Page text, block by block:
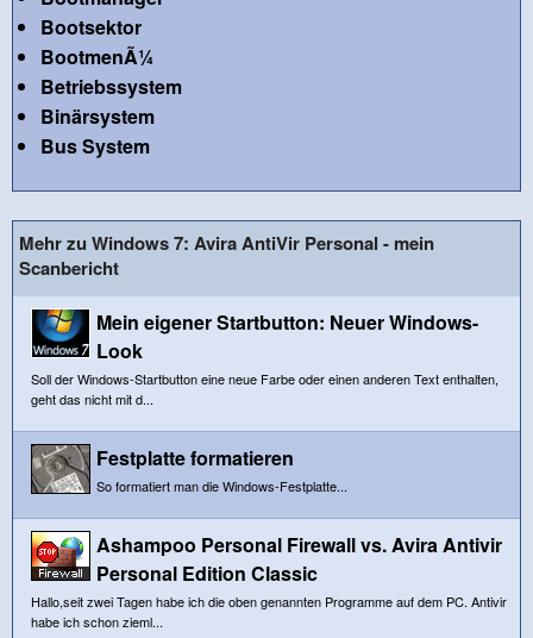
Bootsektor
BootmenÃ¼
Betriebssystem
Binärsystem
Bus System
Mehr zu Windows 7: Avira AntiVir Personal - mein
Scanbericht
Mein eigener Startbutton: Neuer Windows-
Look
Soll der Windows-Startbutton eine neue Farbe oder einen anderen Text enthalten,
geht das nicht mit d...
Festplatte formatieren
So formatiert man die Windows-Festplatte...
Ashampoo Personal Firewall vs. Avira Antivir
Personal Edition Classic
Hallo,seit zwei Tagen habe ich die oben genannten Programme auf dem PC. Antivir
habe ich schon zieml...